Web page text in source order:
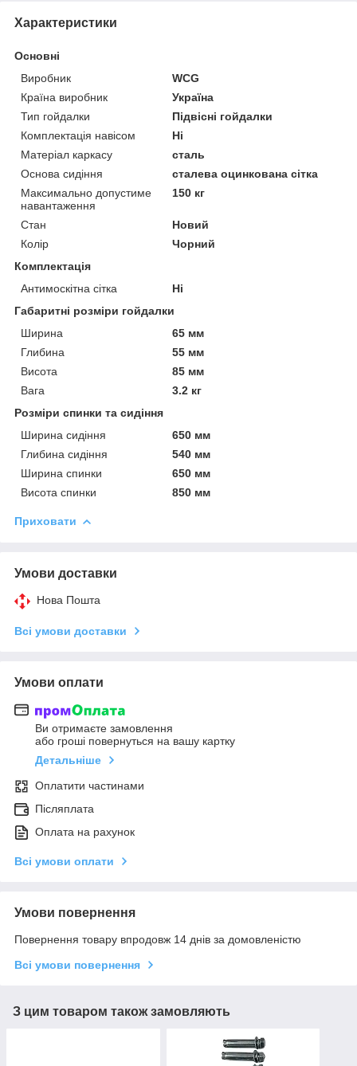
Характеристики
Основні
Виробник
WCG
Країна виробник
Україна
Тип гойдалки
Підвісні гойдалки
Комплектація навісом
Ні
Матеріал каркасу
сталь
Основа сидіння
сталева оцинкована сітка
Максимально допустиме
навантаження
150 кг
Стан
Новий
Колір
Чорний
Комплектація
Антимоскітна сітка
Ні
Габаритні розміри гойдалки
Ширина
65 мм
Глибина
55 мм
Висота
85 мм
Вага
3.2 кг
Розміри спинки та сидіння
Ширина сидіння
650 мм
Глибина сидіння
540 мм
Ширина спинки
650 мм
Висота спинки
850 мм
Приховати
Умови доставки
Нова Пошта
Всі умови доставки
Умови оплати
Ви отримаєте замовлення
або гроші повернуться на вашу картку
Детальніше
Оплатити частинами
Післяплата
Оплата на рахунок
Всі умови оплати
Умови повернення
Повернення товару впродовж 14 днів за домовленістю
Всі умови повернення
З цим товаром також замовляють